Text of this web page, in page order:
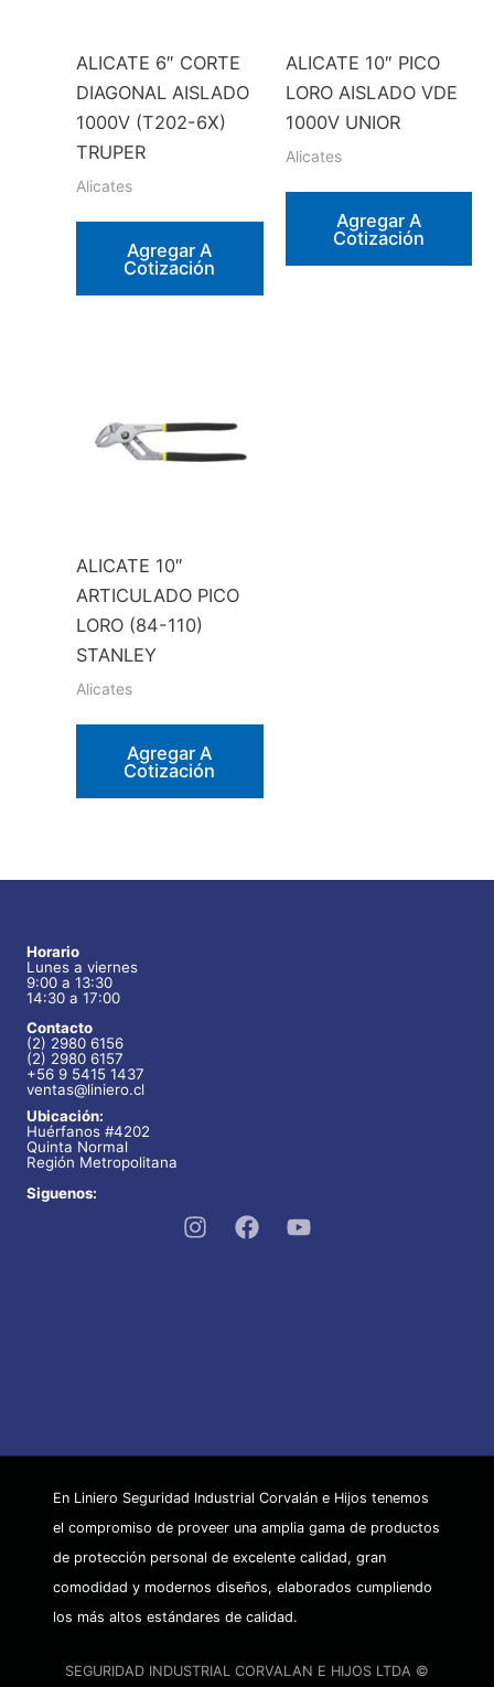
ALICATE 6″ CORTE
DIAGONAL AISLADO
1000V (T202-6X)
TRUPER
Alicates
Agregar A
Cotización
ALICATE 10″ PICO
LORO AISLADO VDE
1000V UNIOR
Alicates
Agregar A
Cotización
ALICATE 10″
ARTICULADO PICO
LORO (84-110)
STANLEY
Alicates
Agregar A
Cotización
Horario
Lunes a viernes
9:00 a 13:30
14:30 a 17:00
Contacto
(2) 2980 6156
(2) 2980 6157
+56 9 5415 1437
ventas@liniero.cl
Ubicación:
Huérfanos #4202
Quinta Normal
Región Metropolitana
Siguenos:
En Liniero Seguridad Industrial Corvalán e Hijos tenemos
el compromiso de proveer una amplia gama de productos
de protección personal de excelente calidad, gran
comodidad y modernos diseños, elaborados cumpliendo
los más altos estándares de calidad.
SEGURIDAD INDUSTRIAL CORVALAN E HIJOS LTDA ©